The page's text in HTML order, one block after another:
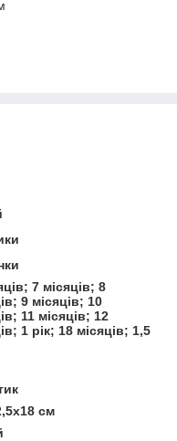
7 місяців; 8
9 місяців; 10
11 місяців; 12
1 рік; 18 місяців; 1,5
см